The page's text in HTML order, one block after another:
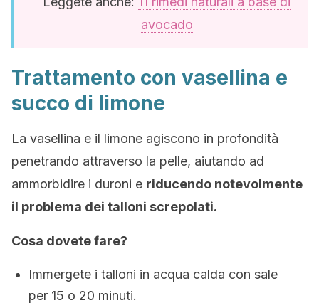
avocado
Trattamento con vasellina e
succo di limone
La vasellina e il limone agiscono in profondità
penetrando attraverso la pelle, aiutando ad
ammorbidire i duroni e riducendo notevolmente
il problema dei talloni screpolati.
Cosa dovete fare?
Immergete i talloni in acqua calda con sale
per 15 o 20 minuti.